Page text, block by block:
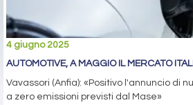
4 giugno 2025
AUTOMOTIVE, A MAGGIO IL MERCATO
Vavassori (Anfia): «Positivo l'annuncio di
a zero emissioni previsti dal Mase»